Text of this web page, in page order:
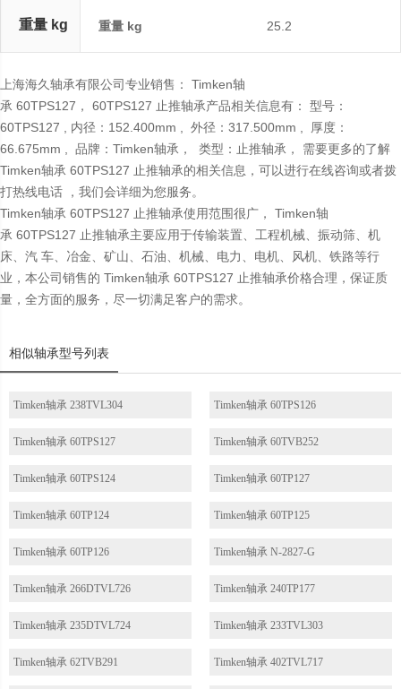
重量 kg 重量 kg 25.2
上海海久轴承有限公司专业销售： Timken轴
承 60TPS127， 60TPS127 止推轴承产品相关信息有： 型号：
60TPS127 , 内径：152.400mm , 外径：317.500mm , 厚度：
66.675mm , 品牌：Timken轴承， 类型：止推轴承， 需要更多的了解
Timken轴承 60TPS127 止推轴承的相关信息，可以进行在线咨询或者拨
打热线电话 ，我们会详细为您服务。
Timken轴承 60TPS127 止推轴承使用范围很广， Timken轴
承 60TPS127 止推轴承主要应用于传输装置、工程机械、振动筛、机
床、汽 车、冶金、矿山、石油、机械、电力、电机、风机、铁路等行
业，本公司销售的 Timken轴承 60TPS127 止推轴承价格合理，保证质
量，全方面的服务，尽一切满足客户的需求。
相似轴承型号列表
Timken轴承 238TVL304 Timken轴承 60TPS126
Timken轴承 60TPS127 Timken轴承 60TVB252
Timken轴承 60TPS124 Timken轴承 60TP127
Timken轴承 60TP124 Timken轴承 60TP125
Timken轴承 60TP126 Timken轴承 N-2827-G
Timken轴承 266DTVL726 Timken轴承 240TP177
Timken轴承 235DTVL724 Timken轴承 233TVL303
Timken轴承 62TVB291 Timken轴承 402TVL717